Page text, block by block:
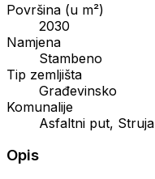
Površina (u m²)
2030
Namjena
Stambeno
Tip zemljišta
Građevinsko
Komunalije
Asfaltni put, Struja
Opis